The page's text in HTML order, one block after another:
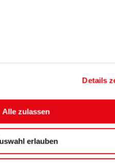
Details
Alle zulassen
erlauben
své parkovací místo
formuláře.